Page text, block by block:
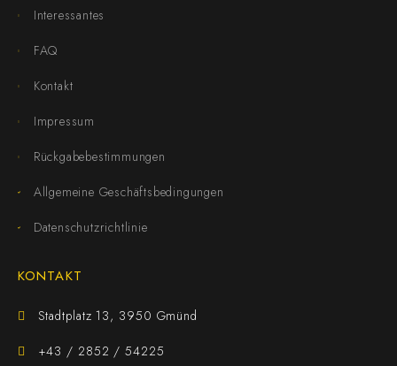
Interessantes
FAQ
Kontakt
Impressum
Rückgabebestimmungen
Allgemeine Geschäftsbedingungen
Datenschutzrichtlinie
KONTAKT
Stadtplatz 13, 3950 Gmünd
+43 / 2852 / 54225